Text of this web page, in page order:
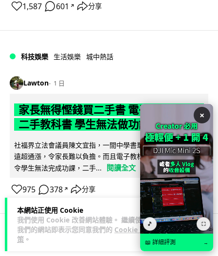
本網站正使用 Cookie
我們使用 Cookie 改善網站體驗。 繼續使用
我們的網站即表示您同意我們的 Cookie 政
策 。
1,587 601 ↗ 分享
科技娛樂 生活娛樂 城中熱話
Lawton 1 日
家長無得慳錢買二手書 電子啟動碼鎖死
二手教科書 學生無法做功課
社福界立法會議員陳文宜指，一間中學書單價錢按年加 14.7%
遠超通漲，令家長難以負擔。而且電子教材啟動碼這項設計，
令學生無法完成功課，二手...
閱讀全文
975 378 ↗ 分享
科技娛樂
×
🎵 ⛶
📖 詳細評測 →